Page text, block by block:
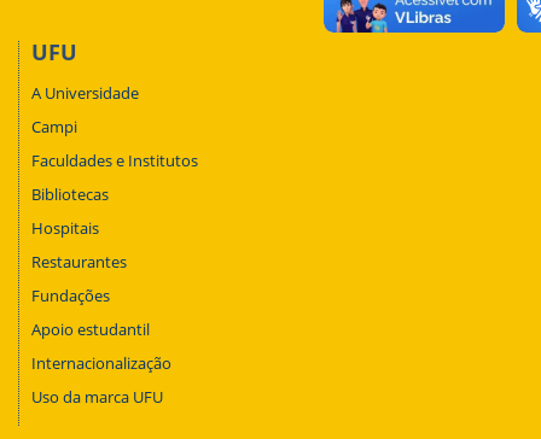
UFU
A Universidade
Campi
Faculdades e Institutos
Bibliotecas
Hospitais
Restaurantes
Fundações
Apoio estudantil
Internacionalização
Uso da marca UFU